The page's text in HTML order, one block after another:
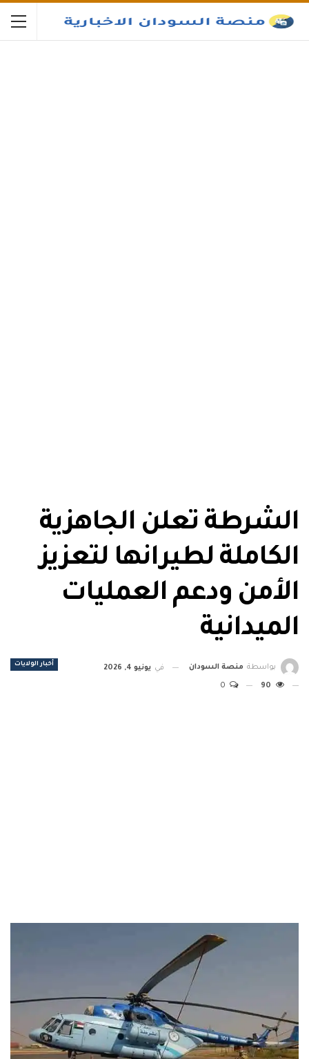
الشرطة تعلن الجاهزية
الكاملة لطيرانها لتعزيز
الأمن ودعم العمليات
الميدانية
أخبار الولايات بواسطة منصة السودان في يونيو 4, 2026
90